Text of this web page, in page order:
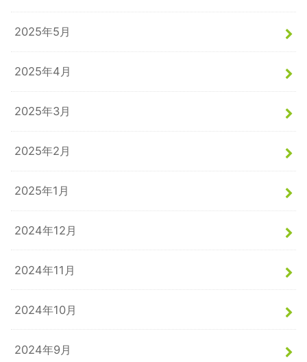
2025年5月
2025年4月
2025年3月
2025年2月
2025年1月
2024年12月
2024年11月
2024年10月
2024年9月